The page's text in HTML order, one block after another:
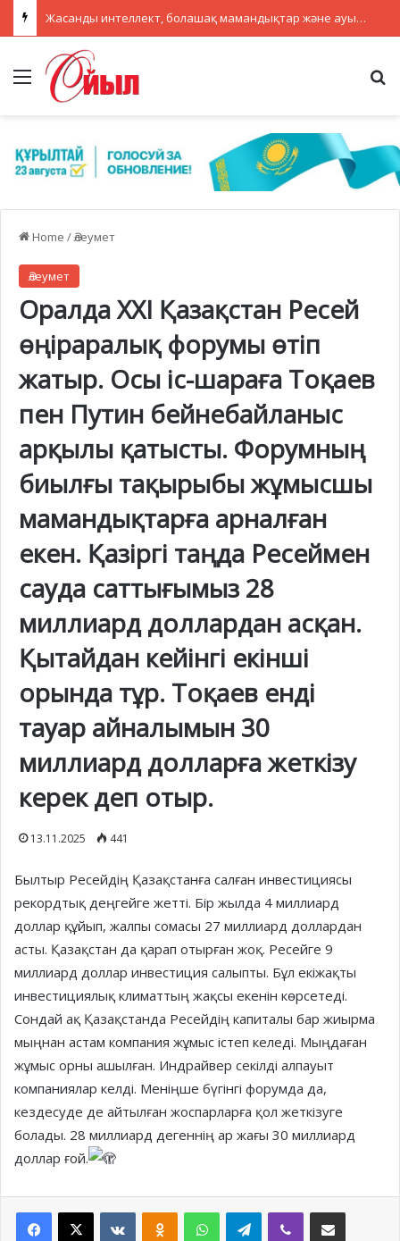
Жасанды интеллект, болашақ мамандықтар және ауылдағы кадрлар: партиялар теледебатта нені талқылады
Menu
Home /Әлеумет
Әлеумет
Оралда XXI Қазақстан Ресей
өңіраралық форумы өтіп
жатыр. Осы іс-шараға Тоқаев
пен Путин бейнебайланыс
арқылы қатысты. Форумның
биылғы тақырыбы жұмысшы
мамандықтарға арналған
екен. Қазіргі таңда Ресеймен
сауда саттығымыз 28
миллиард доллардан асқан.
Қытайдан кейінгі екінші
орында тұр. Тоқаев енді
тауар айналымын 30
миллиард долларға жеткізу
керек деп отыр.
13.11.2025 441
Былтыр Ресейдің Қазақстанға салған инвестициясы
рекордтық деңгейге жетті. Бір жылда 4 миллиард
доллар құйып, жалпы сомасы 27 миллиард доллардан
асты. Қазақстан да қарап отырған жоқ. Ресейге 9
миллиард доллар инвестиция салыпты. Бұл екіжақты
инвестициялық климаттың жақсы екенін көрсетеді.
Сондай ақ Қазақстанда Ресейдің капиталы бар жиырма
мыңнан астам компания жұмыс істеп келеді. Мыңдаған
жұмыс орны ашылған. Индрайвер секілді алпауыт
компаниялар келді. Меніңше бүгінгі форумда да,
кездесуде де айтылған жоспарларға қол жеткізуге
болады. 28 миллиард дегеннің ар жағы 30 миллиард
доллар ғой.
Facebook
X VKontakteOdnoklassniki
WhatsAppTelegramViber Share via Email